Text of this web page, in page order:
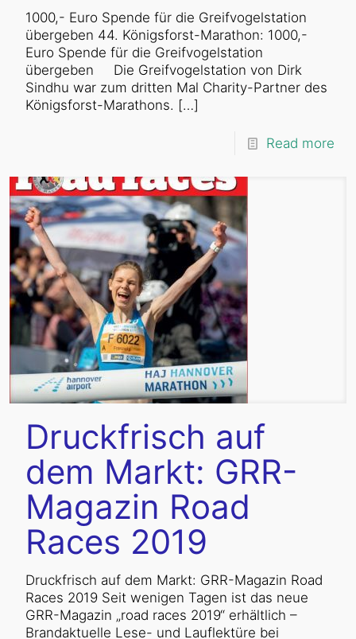
1000,- Euro Spende für die Greifvogelstation
übergeben 44. Königsforst-Marathon: 1000,-
Euro Spende für die Greifvogelstation
übergeben Die Greifvogelstation von Dirk
Sindhu war zum dritten Mal Charity-Partner des
Königsforst-Marathons. […]
Read more
Druckfrisch auf
dem Markt: GRR-
Magazin Road
Races 2019
Druckfrisch auf dem Markt: GRR-Magazin Road
Races 2019 Seit wenigen Tagen ist das neue
GRR-Magazin „road races 2019“ erhältlich –
Brandaktuelle Lese- und Lauflektüre bei